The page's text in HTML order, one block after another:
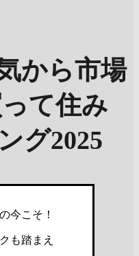
から市場
て住み
グ2025
代田線
今こそ！
も踏まえ